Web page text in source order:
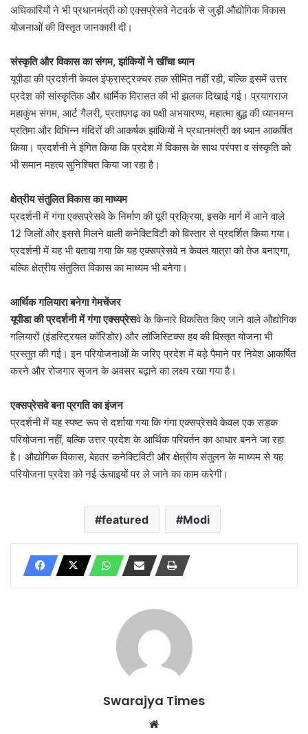
अधिकारियों ने भी प्रधानमंत्री को एक्सप्रेसवे नेटवर्क से जुड़ी औद्योगिक विकास
योजनाओं की विस्तृत जानकारी दी।
संस्कृति और विकास का संगम, झांकियों ने खींचा ध्यान
यूपीडा की प्रदर्शनी केवल इंफ्रास्ट्रक्चर तक सीमित नहीं रही, बल्कि इसमें उत्तर
प्रदेश की सांस्कृतिक और धार्मिक विरासत की भी झलक दिखाई गई। प्रयागराज
महाकुंभ संगम, आर्ट गैलरी, प्रतापगढ़ का पक्षी अभयारण्य, महात्मा बुद्ध की ध्यानमग्न
प्रतिमा और विभिन्न मंदिरों की आकर्षक झांकियों ने प्रधानमंत्री का ध्यान आकर्षित
किया। प्रदर्शनी ने इंगित किया कि प्रदेश में विकास के साथ परंपरा व संस्कृति को
भी समान महत्व सुनिश्चित किया जा रहा है।
क्षेत्रीय संतुलित विकास का माध्यम
प्रदर्शनी में गंगा एक्सप्रेसवे के निर्माण की पूरी प्रक्रिया, इसके मार्ग में आने वाले
12 जिलों और इससे मिलने वाली कनेक्टिविटी को विस्तार से प्रदर्शित किया गया।
प्रदर्शनी में यह भी बताया गया कि यह एक्सप्रेसवे न केवल यात्रा को तेज बनाएगा,
बल्कि क्षेत्रीय संतुलित विकास का माध्यम भी बनेगा।
आर्थिक गलियारा बनेगा गेमचेंजर
यूपीडा की प्रदर्शनी में गंगा एक्सप्रेसवे के किनारे विकसित किए जाने वाले औद्योगिक
गलियारों (इंडस्ट्रियल कॉरिडोर) और लॉजिस्टिक्स हब की विस्तृत योजना भी
प्रस्तुत की गई। इन परियोजनाओं के जरिए प्रदेश में बड़े पैमाने पर निवेश आकर्षित
करने और रोजगार सृजन के अवसर बढ़ाने का लक्ष्य रखा गया है।
एक्सप्रेसवे बना प्रगति का इंजन
प्रदर्शनी में यह स्पष्ट रूप से दर्शाया गया कि गंगा एक्सप्रेसवे केवल एक सड़क
परियोजना नहीं, बल्कि उत्तर प्रदेश के आर्थिक परिवर्तन का आधार बनने जा रहा
है। औद्योगिक विकास, बेहतर कनेक्टिविटी और क्षेत्रीय संतुलन के माध्यम से यह
परियोजना प्रदेश को नई ऊंचाइयों पर ले जाने का काम करेगी।
featured Modi
Swarajya Times